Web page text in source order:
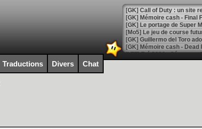
[GK] Le portage de Super
[Mo5] Le jeu de course
[GK] Guillermo del Toro
[LTF] Eté 2026 - Séquence
[GK] Mistfall Hunter :
[GK] Wo Long 2 évolue
[GK] Crossfire : un TPS à
[LS] [PS5] Premiers
Traductions Divers Chat